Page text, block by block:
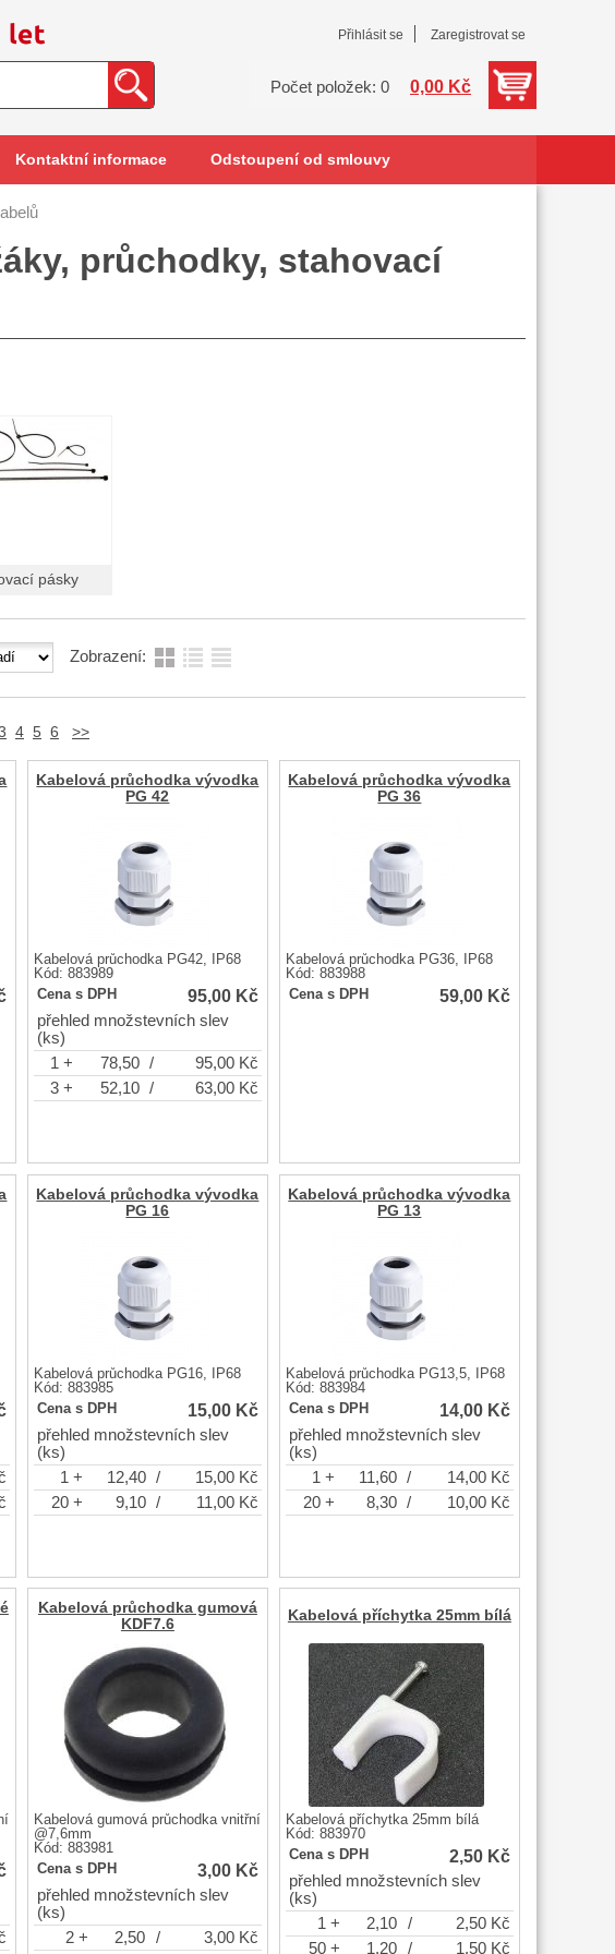
Přihlásit se Zaregistrovat se
Počet položek: 0 0,00 Kč
Kontaktní informace Odstoupení od smlouvy
průchodky, stahovací
pásky
Zobrazení:
4 5 6 >>
Kabelová průchodka vývodka
PG 42
Kabelová průchodka PG42, IP68
Kód: 883989
Cena s DPH
95,00 Kč
přehled množstevních slev
(ks)
1 +
78,50 / 95,00 Kč
3 +
52,10 / 63,00 Kč
Kabelová průchodka vývodka
PG 36
Kabelová průchodka PG36, IP68
Kód: 883988
Cena s DPH
59,00 Kč
Kabelová průchodka vývodka
PG 16
Kabelová průchodka PG16, IP68
Kód: 883985
Cena s DPH
15,00 Kč
přehled množstevních slev
(ks)
1 +
12,40 / 15,00 Kč
20 +
9,10 / 11,00 Kč
Kabelová průchodka vývodka
PG 13
Kabelová průchodka PG13,5, IP68
Kód: 883984
Cena s DPH
14,00 Kč
přehled množstevních slev
(ks)
1 +
11,60 / 14,00 Kč
20 +
8,30 / 10,00 Kč
Kabelová průchodka gumová
KDF7.6
Kabelová gumová průchodka vnitřní
@7,6mm
Kód: 883981
Cena s DPH
3,00 Kč
přehled množstevních slev
(ks)
2 +
2,50 / 3,00 Kč
Kabelová příchytka 25mm bílá
Kabelová příchytka 25mm bílá
Kód: 883970
Cena s DPH
2,50 Kč
přehled množstevních slev
(ks)
1 +
2,10 / 2,50 Kč
50 +
1,20 / 1,50 Kč